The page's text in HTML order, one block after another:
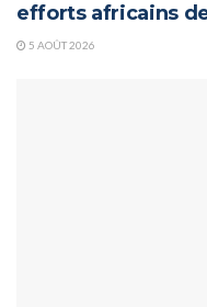
efforts africains
5 AOÛT 2026